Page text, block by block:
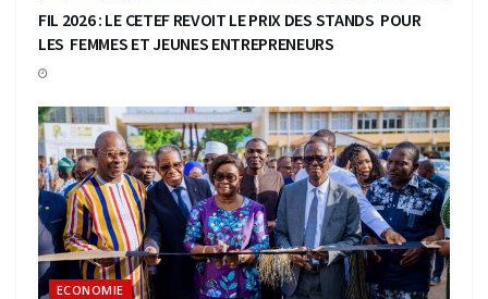
FIL 2026 : LE CETEF REVOIT LE PRIX DES STANDS POUR
LES FEMMES ET JEUNES ENTREPRENEURS
ECONOMIE